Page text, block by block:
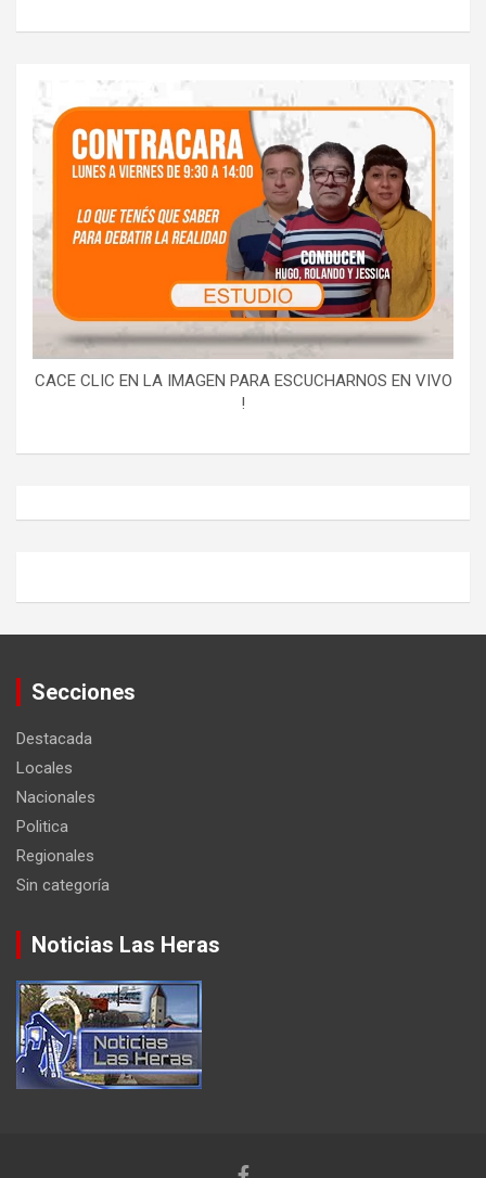
CACE CLIC EN LA IMAGEN PARA ESCUCHARNOS EN VIVO
!
Secciones
Destacada
Locales
Nacionales
Politica
Regionales
Sin categoría
Noticias Las Heras